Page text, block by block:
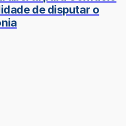
de disputar o